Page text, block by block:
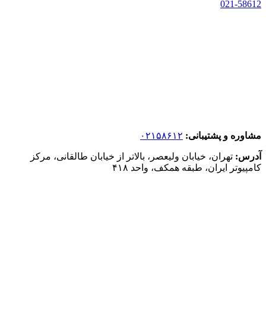
021-58612
مشاوره و پشتیبانی: ۰۲۱۵۸۶۱۲
آدرس: تهران، خیابان ولیعصر، بالاتر از خیابان طالقانی، مرکز
کامپیوتر ایران، طبقه همکف، واحد ۴۱۸